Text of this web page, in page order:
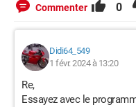
Commenter 0
Didi64_549
1 févr. 2024 à 13:20
Re,
Essayez avec le